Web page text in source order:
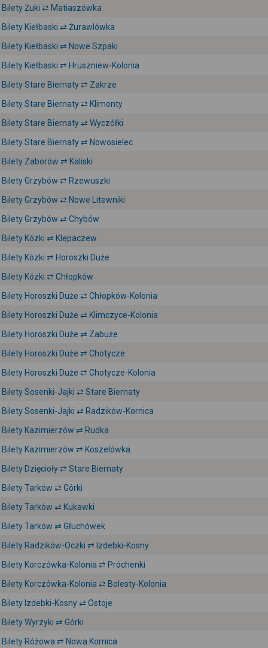
Bilety Żuki ⇄ Matiaszówka
Bilety Kiełbaski ⇄ Żurawlówka
Bilety Kiełbaski ⇄ Nowe Szpaki
Bilety Kiełbaski ⇄ Hruszniew-Kolonia
Bilety Stare Biernaty ⇄ Zakrze
Bilety Stare Biernaty ⇄ Klimonty
Bilety Stare Biernaty ⇄ Wyczółki
Bilety Stare Biernaty ⇄ Nowosielec
Bilety Zaborów ⇄ Kaliski
Bilety Grzybów ⇄ Rzewuszki
Bilety Grzybów ⇄ Nowe Litewniki
Bilety Grzybów ⇄ Chybów
Bilety Kózki ⇄ Klepaczew
Bilety Kózki ⇄ Horoszki Duże
Bilety Kózki ⇄ Chłopków
Bilety Horoszki Duże ⇄ Chłopków-Kolonia
Bilety Horoszki Duże ⇄ Klimczyce-Kolonia
Bilety Horoszki Duże ⇄ Zabuże
Bilety Horoszki Duże ⇄ Chotycze
Bilety Horoszki Duże ⇄ Chotycze-Kolonia
Bilety Sosenki-Jajki ⇄ Stare Biernaty
Bilety Sosenki-Jajki ⇄ Radzików-Kornica
Bilety Kazimierzów ⇄ Rudka
Bilety Kazimierzów ⇄ Koszelówka
Bilety Dzięcioły ⇄ Stare Biernaty
Bilety Tarków ⇄ Górki
Bilety Tarków ⇄ Kukawki
Bilety Tarków ⇄ Głuchówek
Bilety Radzików-Oczki ⇄ Izdebki-Kosny
Bilety Korczówka-Kolonia ⇄ Próchenki
Bilety Korczówka-Kolonia ⇄ Bolesty-Kolonia
Bilety Izdebki-Kosny ⇄ Ostoje
Bilety Wyrzyki ⇄ Górki
Bilety Różowa ⇄ Nowa Kornica